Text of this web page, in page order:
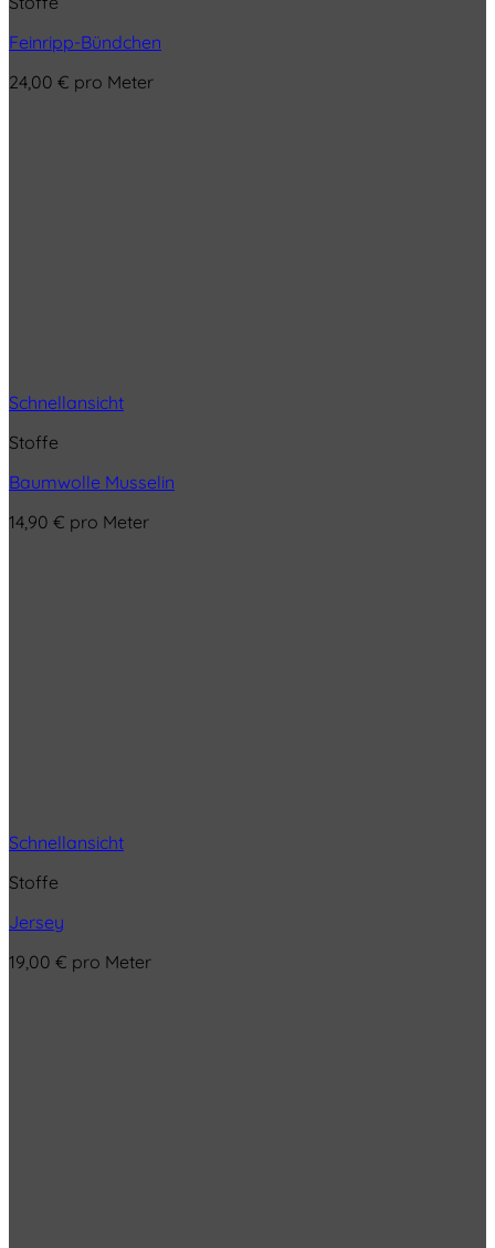
Feinripp-Bündchen
24,00 € pro Meter
Schnellansicht
Stoffe
Baumwolle Musselin
14,90 € pro Meter
Schnellansicht
Stoffe
Jersey
19,00 € pro Meter